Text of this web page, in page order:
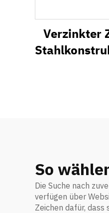
Verzinkter
So
Die Suche nach
verfügen über
Zeichen dafür,